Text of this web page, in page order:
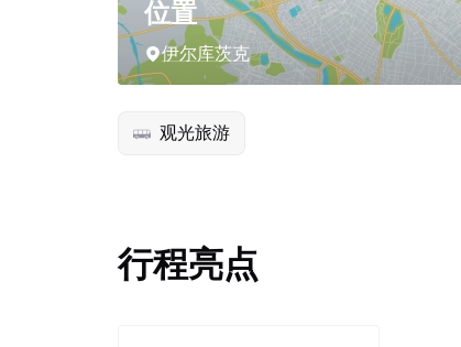
位置
伊尔库茨克
观光旅游
行程亮点